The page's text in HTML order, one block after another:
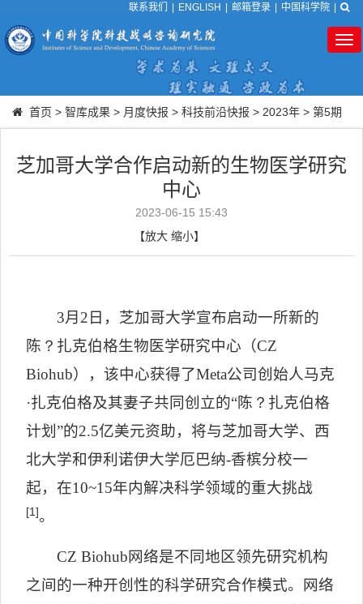
联系我们 ENGLISH 邮箱登录 中国科学院
首页 > 智库成果 > 月度快报 > 科技前沿快报 > 2023年 > 第5期
芝加哥大学合作启动新的生物医学研究
中心
2023-06-15 15:43
【放大 缩小】
3月 2 日，芝加哥大学宣布启动一所新的
陈 ？ 扎克伯格生物医学研究中心（CZ
Biohub），该中心获得了Meta公司创始人马克
·扎克伯格及其妻子共同创立的“陈 ？ 扎克伯格
计划”的2.5亿美元资助，将与芝加哥大学、西
北大学和伊利诺伊大学厄巴纳-香槟分校一
起，在10~15年内解决科学领域的重大挑战
[1]。
CZ Biohub网络是不同地区领先研究机构
之间的一种开创性的科学研究合作模式。网络